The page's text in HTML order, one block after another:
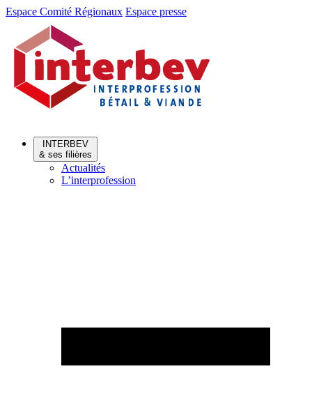
Aller
Aller
contenu
Espace Comité Régionaux Espace presse
INTERBEV
& ses filières
Actualités
L’interprofession